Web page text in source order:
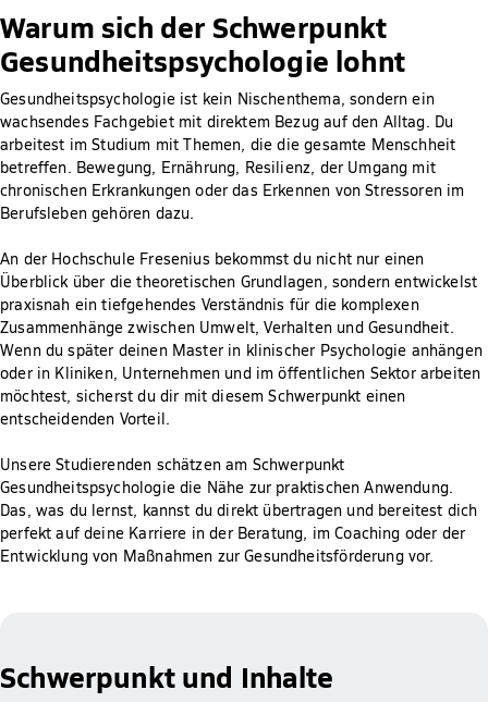
Warum sich der Schwerpunkt
Gesundheitspsychologie lohnt
Gesundheitspsychologie ist kein Nischenthema, sondern ein
wachsendes Fachgebiet mit direktem Bezug auf den Alltag. Du
arbeitest im Studium mit Themen, die die gesamte Menschheit
betreffen. Bewegung, Ernährung, Resilienz, der Umgang mit
chronischen Erkrankungen oder das Erkennen von Stressoren im
Berufsleben gehören dazu.
An der Hochschule Fresenius bekommst du nicht nur einen
Überblick über die theoretischen Grundlagen, sondern entwickelst
praxisnah ein tiefgehendes Verständnis für die komplexen
Zusammenhänge zwischen Umwelt, Verhalten und Gesundheit.
Wenn du später deinen Master in klinischer Psychologie anhängen
oder in Kliniken, Unternehmen und im öffentlichen Sektor arbeiten
möchtest, sicherst du dir mit diesem Schwerpunkt einen
entscheidenden Vorteil.
Unsere Studierenden schätzen am Schwerpunkt
Gesundheitspsychologie die Nähe zur praktischen Anwendung.
Das, was du lernst, kannst du direkt übertragen und bereitest dich
perfekt auf deine Karriere in der Beratung, im Coaching oder der
Entwicklung von Maßnahmen zur Gesundheitsförderung vor.
Schwerpunkt und Inhalte